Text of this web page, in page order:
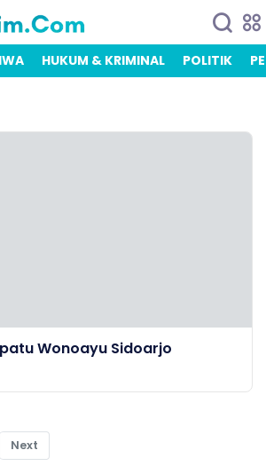
HUKUM & KRIMINAL POLITIK
Wonoayu Sidoarjo
Next